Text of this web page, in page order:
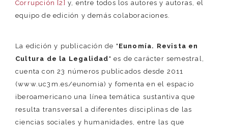
Corrupción [2] y, entre todos los autores y autoras, el
equipo de edición y demás colaboraciones.
La edición y publicación de " Eunomía. Revista en
Cultura de la Legalidad " es de carácter semestral,
cuenta con 23 números publicados desde 2011
(www.uc3m.es/eunomia) y fomenta en el espacio
iberoamericano una línea temática sustantiva que
resulta transversal a diferentes disciplinas de las
ciencias sociales y humanidades, entre las que